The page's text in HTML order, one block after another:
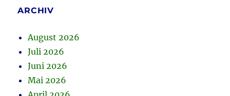
ARCHIV
August 2026
Juli 2026
Juni 2026
Mai 2026